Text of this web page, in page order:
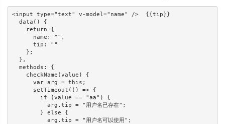
<input type="text" v-model="name" />  {{tip}}
  data() {
    return {
      name: "",
      tip: ""
    };
  },
  methods: {
    checkName(value) {
      var arg = this;
      setTimeout(() => {
        if (value == "aa") {
          arg.tip = "用户名已存在";
        } else {
          arg.tip = "用户名可以使用";